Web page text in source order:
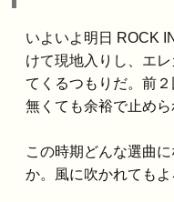
いよいよ明日 ROCK
けて現地入りし、エ
てくるつもりだ。前
無くても余裕で止めら
この時期どんな選曲
か。風に吹かれてもよ